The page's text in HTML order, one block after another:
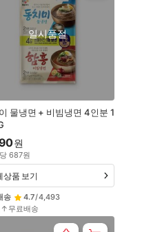
물냉면 + 비빔냉면 4인분 1
일시품절
원
687원
송 4.7/4,493
무료배송
상품 보기